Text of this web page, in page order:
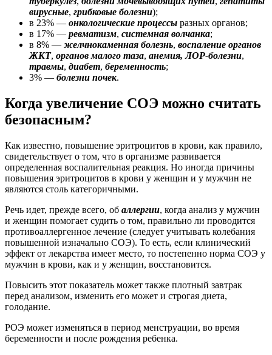
вирусные, грибковые болезни);
в 23% — онкологические процессы разных органов;
в 17% — ревматизм, системная волчанка;
в 8% — желчнокаменная болезнь, воспаление органов
ЖКТ, органов малого таза, анемия, ЛОР-болезни,
травмы, диабет, беременность;
3% — болезни почек.
Когда увеличение СОЭ можно считать
безопасным?
Как известно, повышение эритроцитов в крови, как правило,
свидетельствует о том, что в организме развивается
определенная воспалительная реакция. Но иногда причины
повышения эритроцитов в крови у женщин и у мужчин не
являются столь категоричными.
Речь идет, прежде всего, об аллергии, когда анализ у мужчин
и женщин помогает судить о том, правильно ли проводится
противоаллергенное лечение (следует учитывать колебания
повышенной изначально СОЭ). То есть, если клинический
эффект от лекарства имеет место, то постепенно норма СОЭ у
мужчин в крови, как и у женщин, восстановится.
Повысить этот показатель может также плотный завтрак
перед анализом, изменить его может и строгая диета,
голодание.
РОЭ может изменяться в период менструации, во время
беременности и после рождения ребенка.